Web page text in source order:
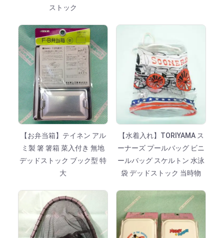
ストック
【お弁当箱】テイネン アル
ミ製 箸 箸箱 菜入付き 無地
デッドストック ブック型 特
大
【水着入れ】TORIYAMA ス
ーナーズ プールバッグ ビニ
ールバッグ スケルトン 水泳
袋 デッドストック 当時物